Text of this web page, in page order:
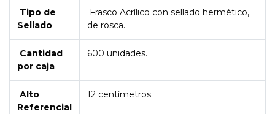
Tipo de
Sellado
Frasco Acrílico con sellado hermético,
de rosca.
Cantidad
por caja
600 unidades.
Alto
Referencial
12 centímetros.